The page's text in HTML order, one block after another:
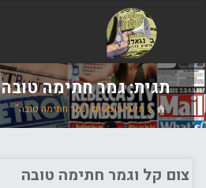
של
אודי
בורג
תגית:גמר חתימה טובה
ביתתיוגי פוסטים "גמר חתימה טובה"
צום קל וגמר חתימה טובה